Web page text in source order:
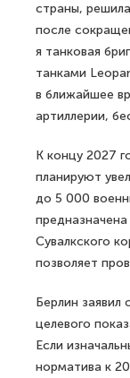
страны,
после
я танковая
танками
в ближайшее
артиллерии,
К концу 2027
планируют
до 5 000
Сувалкского
позволяет
Берлин заявил
целевого
Если
норматива к